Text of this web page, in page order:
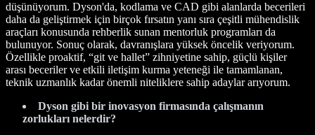
düşünüyorum. Dyson'da, kodlama ve CAD gibi alanlarda becerileri
daha da geliştirmek için birçok fırsatın yanı sıra çeşitli mühendislik
araçları konusunda rehberlik sunan mentorluk programları da
bulunuyor. Sonuç olarak, davranışlara yüksek öncelik veriyorum.
Özellikle proaktif, “git ve hallet” zihniyetine sahip, güçlü kişiler
arası beceriler ve etkili iletişim kurma yeteneği ile tamamlanan,
teknik uzmanlık kadar önemli niteliklere sahip adaylar arıyorum.
Dyson gibi bir inovasyon firmasında çalışmanın
zorlukları nelerdir?